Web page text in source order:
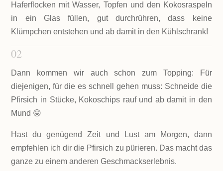
Haferflocken mit Wasser, Topfen und den Kokosraspeln
in ein Glas füllen, gut durchrühren, dass keine
Klümpchen entstehen und ab damit in den Kühlschrank!
02
Dann kommen wir auch schon zum Topping: Für
diejenigen, für die es schnell gehen muss: Schneide die
Pfirsich in Stücke, Kokoschips rauf und ab damit in den
Mund 😛
Hast du genügend Zeit und Lust am Morgen, dann
empfehlen ich dir die Pfirsich zu pürieren. Das macht das
ganze zu einem anderen Geschmackserlebnis.